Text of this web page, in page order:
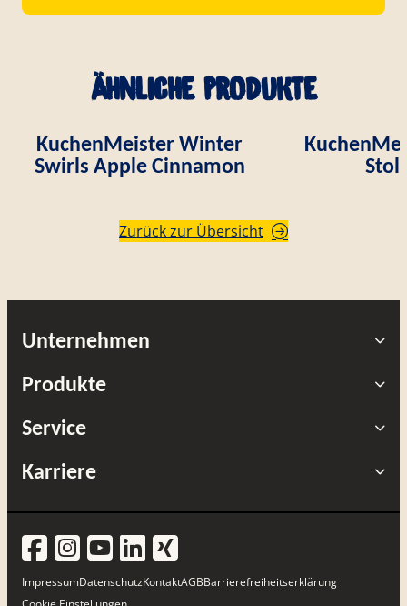
Ähnliche Produkte
KuchenMeister Winter
Swirls Apple Cinnamon
Zurück zur Übersicht
Unternehmen
Produkte
Service
Karriere
ImpressumDatenschutzKontaktAGBBarrierefreiheitserklärung